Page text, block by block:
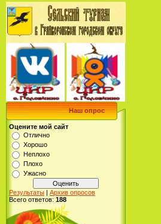
Наш опрос
Оцените мой сайт
Отлично
Хорошо
Неплохо
Плохо
Ужасно
Результаты | Архив опросов
Всего ответов: 188